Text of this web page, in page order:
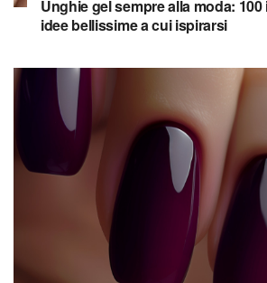
Unghie gel sempre alla moda:
idee bellissime a cui ispirarsi